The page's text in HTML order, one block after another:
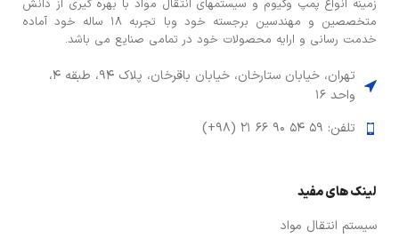
زمينه انواع پمپ وكيوم و سیستمهای انتقال مواد با بهره گيری از دانش
متخصصين و مهندسين برجسته خود وبا تجربه ۱۸ ساله خود آماده
خدمت رسانی و ارایه محصولات خود در تمامی صنایع می باشد.
تهران، خیابان ستارخان، خیابان باقرخان، پلاک ۹۴، طبقه ۴،
واحد ۱۶
تلفن: ۵۹ ۵۴ ۹۰ ۶۶ ۲۱ (۹۸+)
لینک های مفید
سیستم انتقال مواد